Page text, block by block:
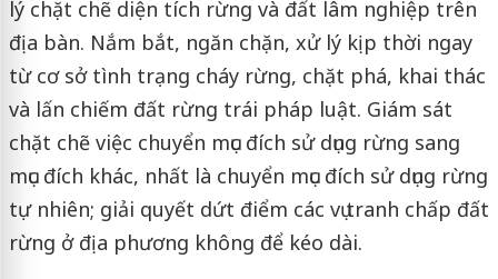
lý chặt chẽ diện tích rừng và đất lâm nghiệp trên
địa bàn. Nắm bắt, ngăn chặn, xử lý kịp thời ngay
từ cơ sở tình trạng cháy rừng, chặt phá, khai thác
và lấn chiếm đất rừng trái pháp luật. Giám sát
chặt chẽ việc chuyển mục đích sử dụng rừng sang
mục đích khác, nhất là chuyển mục đích sử dụng rừng
tự nhiên; giải quyết dứt điểm các vụ tranh chấp đất
rừng ở địa phương không để kéo dài.